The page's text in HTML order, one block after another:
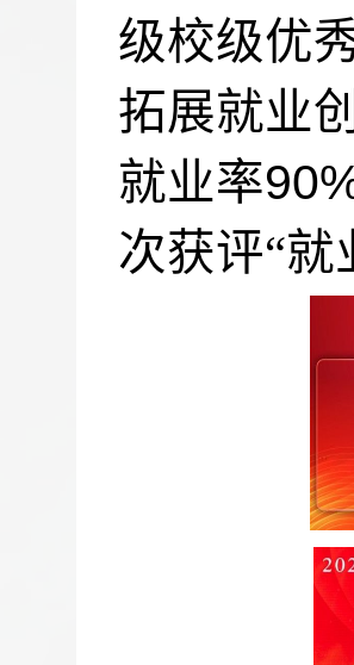
级校级优
拓展就业
就业率
次获评“就